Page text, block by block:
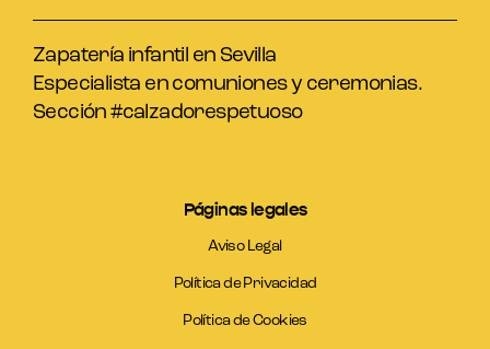
Zapatería infantil en Sevilla
Especialista en comuniones y ceremonias.
Sección #calzadorespetuoso
Páginas legales
Aviso Legal
Política de Privacidad
Política de Cookies